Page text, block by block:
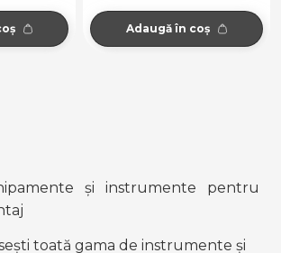
Adaugă în coș
și instrumente pentru
toată gama de instrumente și